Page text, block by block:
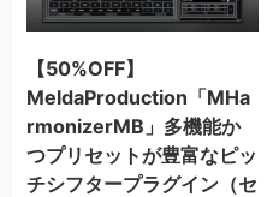
【50%OFF】
MeldaProduction「MHa
rmonizerMB」多機能か
つプリセットが豊富なピッ
チシフタープラグイン（セ